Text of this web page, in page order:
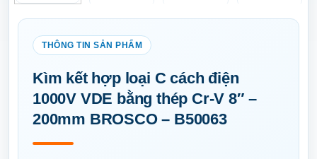
Kìm kết hợp loại C cách điện
1000V VDE bằng thép Cr-V 8″ –
200mm BROSCO – B50063